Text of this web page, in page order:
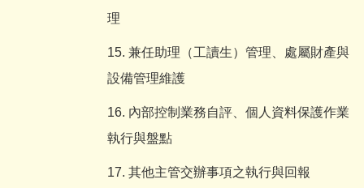
理
15. 兼任助理（工讀生）管理、處屬財產與
設備管理維護
16. 內部控制業務自評、個人資料保護作業
執行與盤點
17. 其他主管交辦事項之執行與回報